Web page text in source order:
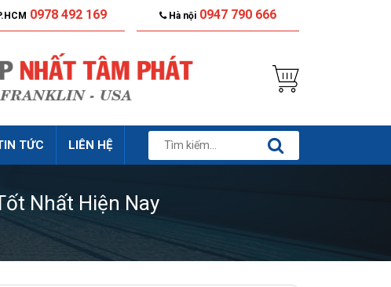
0978 492 169 Hà nội 0947 790 666
TỨC LIÊN HỆ
Nhất Hiện Nay